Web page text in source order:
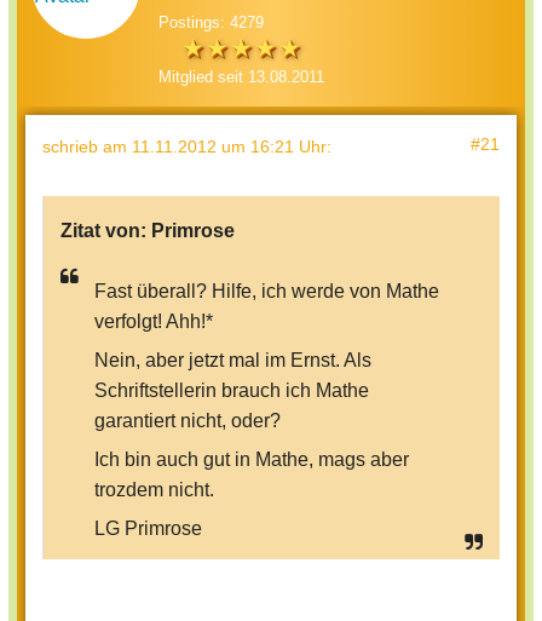
Postings: 4279
Mitglied seit 13.08.2011
schrieb am 11.11.2012 um 16:21 Uhr: #21
Zitat von: Primrose
Fast überall? Hilfe, ich werde von Mathe
verfolgt! Ahh!*
Nein, aber jetzt mal im Ernst. Als
Schriftstellerin brauch ich Mathe
garantiert nicht, oder?
Ich bin auch gut in Mathe, mags aber
trozdem nicht.
LG Primrose